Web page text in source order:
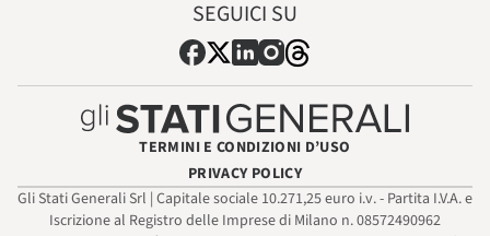
SEGUICI SU
TERMINI E CONDIZIONI D’USO
PRIVACY POLICY
Gli Stati Generali Srl | Capitale sociale 10.271,25 euro i.v. - Partita I.V.A. e
Iscrizione al Registro delle Imprese di Milano n. 08572490962